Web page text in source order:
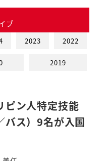
ブ
2023 2022
2019
ピン人特定技能
バス）9名が入国